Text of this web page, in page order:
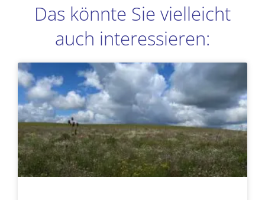
Das könnte Sie vielleicht
auch interessieren:
SeiteSeiteSeite Seite